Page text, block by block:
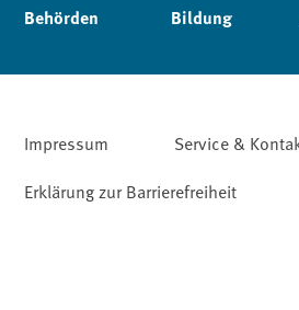
Behörden Bildung
Impressum Service &
Erklärung zur Barrierefreiheit